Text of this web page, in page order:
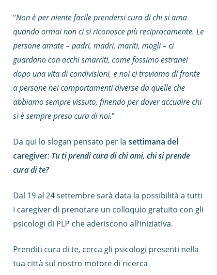
“Non è per niente facile prendersi cura di chi si ama
quando ormai non ci si riconosce più reciprocamente. Le
persone amate – padri, madri, mariti, mogli – ci
guardano con occhi smarriti, come fossimo estranei
dopo una vita di condivisioni, e noi ci troviamo di fronte
a persone nei comportamenti diverse da quelle che
abbiamo sempre vissuto, finendo per dover accudire chi
si è sempre preso cura di noi.”
Da qui lo slogan pensato per la settimana del
caregiver: Tu ti prendi cura di chi ami, chi si prende
cura di te?
Dal 19 al 24 settembre sarà data la possibilità a tutti
i caregiver di prenotare un colloquio gratuito con gli
psicologi di PLP che aderiscono all’iniziativa.
Prenditi cura di te, cerca gli psicologi presenti nella
tua città sul nostro motore di ricerca